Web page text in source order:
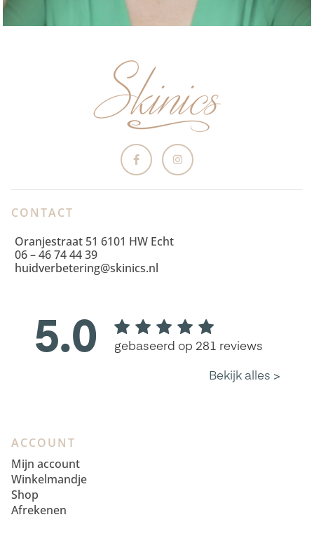
CONTACT
Oranjestraat 51 6101 HW Echt
06 – 46 74 44 39
huidverbetering@skinics.nl
ACCOUNT
Mijn account
Winkelmandje
Shop
Afrekenen